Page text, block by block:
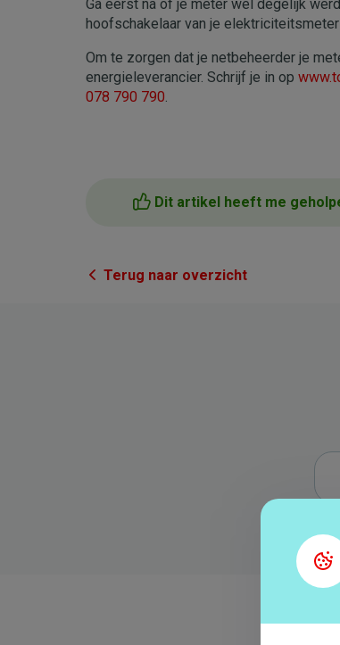
Ga eerst na of je meter wel degelijk
hoofschakelaar van je
Om te zorgen dat je netbeheerder je
energieleverancier. Schrijf je in op
078 790 790.
Dit artikel heeft me
Terug naar overzicht